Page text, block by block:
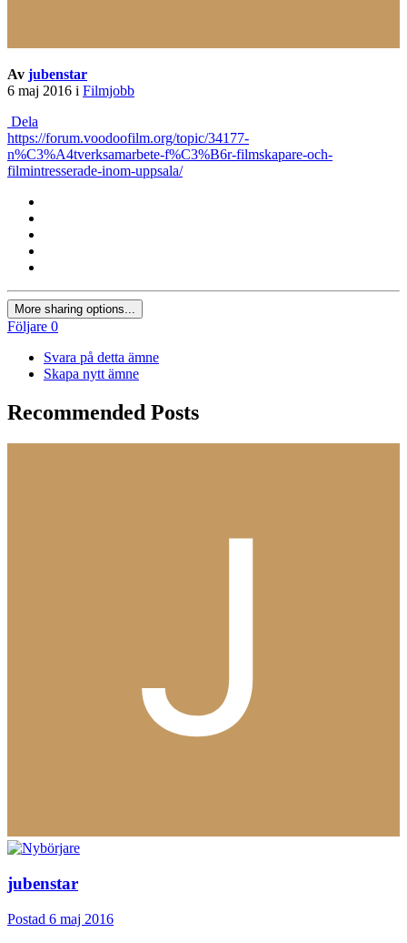
Av jubenstar
6 maj 2016 i Filmjobb
Dela
https://forum.voodoofilm.org/topic/34177-
n%C3%A4tverksamarbete-f%C3%B6r-filmskapare-och-
filmintresserade-inom-uppsala/
More sharing options...
Följare 0
Svara på detta ämne
Skapa nytt ämne
Recommended Posts
jubenstar
Postad 6 maj 2016